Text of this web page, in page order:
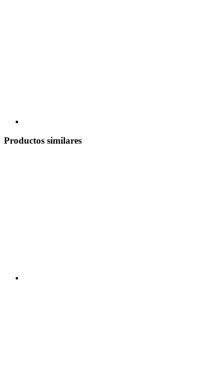
Productos similares